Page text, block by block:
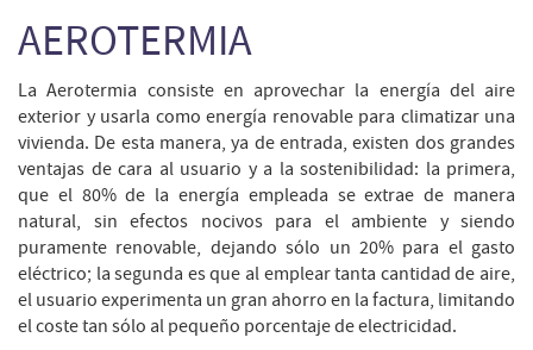
AEROTERMIA
La Aerotermia consiste en aprovechar la energía del aire
exterior y usarla como energía renovable para climatizar una
vivienda. De esta manera, ya de entrada, existen dos grandes
ventajas de cara al usuario y a la sostenibilidad: la primera,
que el 80% de la energía empleada se extrae de manera
natural, sin efectos nocivos para el ambiente y siendo
puramente renovable, dejando sólo un 20% para el gasto
eléctrico; la segunda es que al emplear tanta cantidad de aire,
el usuario experimenta un gran ahorro en la factura, limitando
el coste tan sólo al pequeño porcentaje de electricidad.